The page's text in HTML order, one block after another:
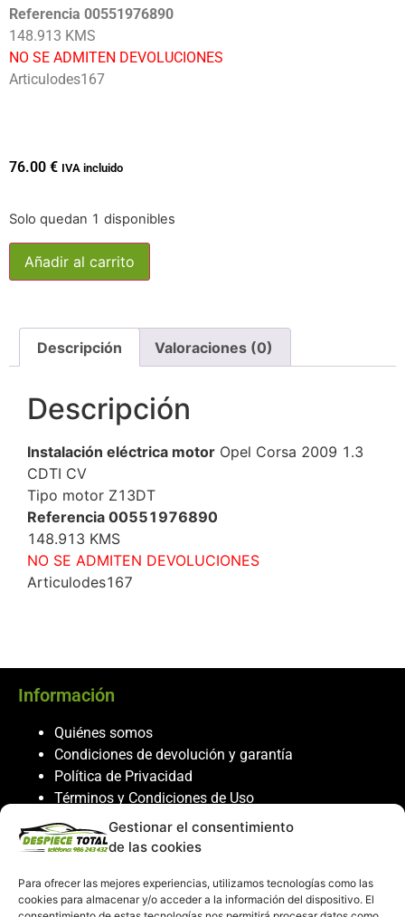
Gestionar el consentimiento
de las cookies
Para ofrecer las mejores experiencias, utilizamos tecnologías como las
cookies para almacenar y/o acceder a la información del dispositivo. El
Referencia 00551976890
148.913 KMS
NO SE ADMITEN DEVOLUCIONES
Articulodes167
76.00 € IVA incluido
Solo quedan 1 disponibles
Añadir al carrito
Descripción Valoraciones (0)
Descripción
Instalación eléctrica motor Opel Corsa 2009 1.3
CDTI CV
Tipo motor Z13DT
Referencia 00551976890
148.913 KMS
NO SE ADMITEN DEVOLUCIONES
Articulodes167
Información
Quiénes somos
Condiciones de devolución y garantía
Política de Privacidad
Términos y Condiciones de Uso
Política de Cookies
Servicio al cliente
Contacto